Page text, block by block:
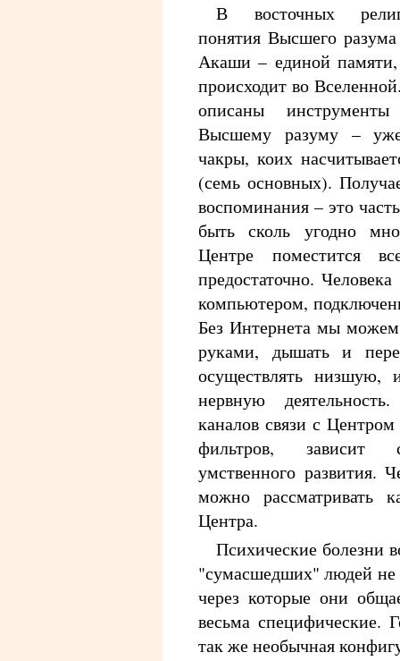
В восточных
понятия Высшего
Акаши – единой памяти,
происходит во
описаны
Высшему разуму –
чакры, коих
(семь основных).
воспоминания – это
быть сколь угодно
Центре поместится
предостаточно.
компьютером,
Без Интернета мы
руками, дышать и
осуществлять низшую,
нервную
каналов связи с
фильтров, зависит
умственного развития.
можно рассматривать
Центра.
Психические болезни
"сумасшедших" людей
через которые они
весьма специфические.
так же необычная